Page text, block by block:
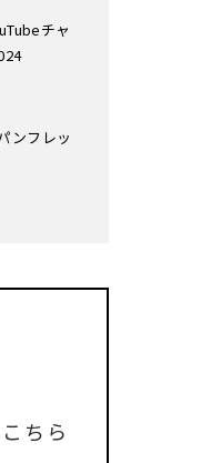
チャ
ンフレッ
こちら